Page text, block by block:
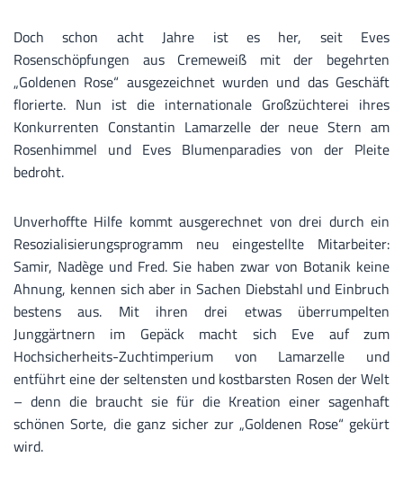
Doch schon acht Jahre ist es her, seit Eves
Rosenschöpfungen aus Cremeweiß mit der begehrten
„Goldenen Rose“ ausgezeichnet wurden und das Geschäft
florierte. Nun ist die internationale Großzüchterei ihres
Konkurrenten Constantin Lamarzelle der neue Stern am
Rosenhimmel und Eves Blumenparadies von der Pleite
bedroht.
Unverhoffte Hilfe kommt ausgerechnet von drei durch ein
Resozialisierungsprogramm neu eingestellte Mitarbeiter:
Samir, Nadège und Fred. Sie haben zwar von Botanik keine
Ahnung, kennen sich aber in Sachen Diebstahl und Einbruch
bestens aus. Mit ihren drei etwas überrumpelten
Junggärtnern im Gepäck macht sich Eve auf zum
Hochsicherheits-Zuchtimperium von Lamarzelle und
entführt eine der seltensten und kostbarsten Rosen der Welt
– denn die braucht sie für die Kreation einer sagenhaft
schönen Sorte, die ganz sicher zur „Goldenen Rose“ gekürt
wird.